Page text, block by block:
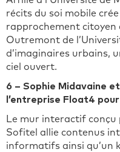
récits du soi mobile
rapprochement
Outremont de
d’imaginaires urbains,
ciel ouvert.
6 – Sophie Midavaine
l’entreprise Float4
Le mur interactif conçu
Sofitel allie contenus
informatifs ainsi qu’un